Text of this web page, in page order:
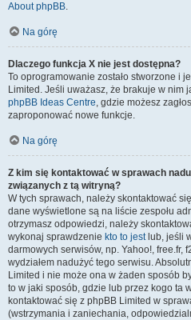
About phpBB.
Na górę
Dlaczego funkcja X nie jest dostępna?
To oprogramowanie zostało stworzone i
Limited. Jeśli uważasz, że brakuje w nim
phpBB Ideas Centre, gdzie możesz
zaproponować nowe funkcje.
Na górę
Z kim się kontaktować w sprawach
związanych z tą witryną?
W tych sprawach, należy skontaktować
dane wyświetlone są na liście zespołu
otrzymasz odpowiedzi, należy
wykonaj sprawdzenie kto to jestlub, jeśli
darmowych serwisów, np. Yahoo!, free.fr,
wydziałem nadużyć tego serwisu.
Limited i nie może ona w żaden sposób
to w jaki sposób, gdzie lub przez kogo ta
kontaktować się z phpBB Limited w
(wstrzymania i zaniechania,